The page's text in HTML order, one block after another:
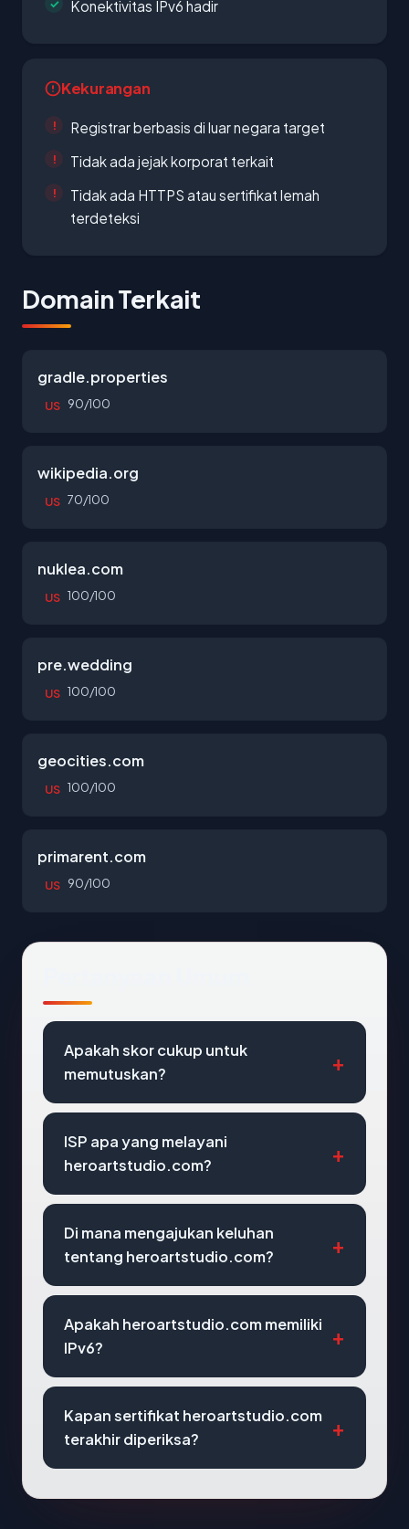
Konektivitas IPv6 hadir
Kekurangan
Registrar berbasis di luar negara target
Tidak ada jejak korporat terkait
Tidak ada HTTPS atau sertifikat lemah
terdeteksi
Domain Terkait
gradle.properties
US 90/100
wikipedia.org
US 70/100
nuklea.com
US 100/100
pre.wedding
US 100/100
geocities.com
US 100/100
primarent.com
US 90/100
Apakah skor cukup untuk
memutuskan?
ISP apa yang melayani
heroartstudio.com?
Di mana mengajukan keluhan
tentang heroartstudio.com?
Apakah heroartstudio.com memiliki
IPv6?
Kapan sertifikat heroartstudio.com
terakhir diperiksa?